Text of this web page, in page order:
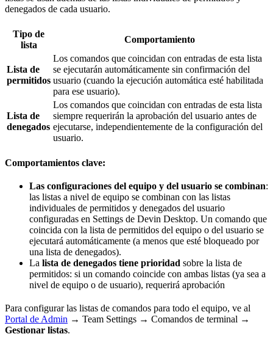
denegados de cada usuario.
Tipo de
lista
Comportamiento
Lista de
permitidos
Los comandos que coincidan con entradas de esta lista
se ejecutarán automáticamente sin confirmación del
usuario (cuando la ejecución automática esté habilitada
para ese usuario).
Lista de
denegados
Los comandos que coincidan con entradas de esta lista
siempre requerirán la aprobación del usuario antes de
ejecutarse, independientemente de la configuración del
usuario.
Comportamientos clave:
Las configuraciones del equipo y del usuario se combinan:
las listas a nivel de equipo se combinan con las listas
individuales de permitidos y denegados del usuario
configuradas en Settings de Devin Desktop. Un comando que
coincida con la lista de permitidos del equipo o del usuario se
ejecutará automáticamente (a menos que esté bloqueado por
una lista de denegados).
La lista de denegados tiene prioridad sobre la lista de
permitidos: si un comando coincide con ambas listas (ya sea a
nivel de equipo o de usuario), requerirá aprobación
Para configurar las listas de comandos para todo el equipo, ve al
Portal de Admin → Team Settings → Comandos de terminal →
Gestionar listas.